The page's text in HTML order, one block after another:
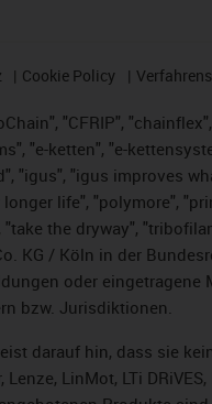
Cookie Policy
"CFRIP",
"e-ketten", "e-
"igus", "igus improves
life", "polymore",
"take the dryway",
KG / Köln in der
oder eingetragene
bzw. Jurisdiktionen.
darauf hin, dass sie
Lenze, LinMot, LTi